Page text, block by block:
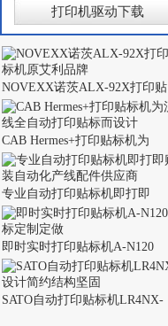
打印机驱动下载
NOVEXX诺茨ALX-92X打印贴
CAB Hermes+打印贴标机为
专业自动打印贴标机即打即
即时实时打印贴标机A-N120
SATO自动打印贴标机LR4NX-